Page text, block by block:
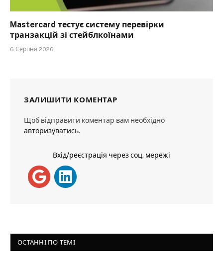
Mastercard тестує систему перевірки
транзакцій зі стейблкоїнами
6 Серпня 2026
ЗАЛИШИТИ КОМЕНТАР
Щоб відправити коментар вам необхідно
авторизуватись.
Вхід/реєстрація через соц. мережі
ОСТАННІ ПО ТЕМІ